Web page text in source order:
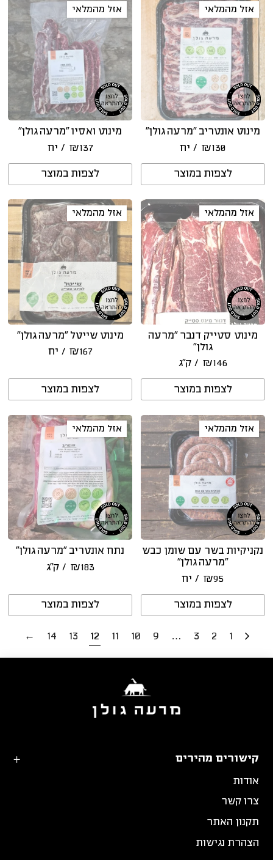
אזל מהמלאי
מינוט אונטריב “מרעה גולן”
₪130 / יח
לצפות במוצר
אזל מהמלאי
מינוט ואסיו “מרעה גולן”
₪137 / יח
לצפות במוצר
אזל מהמלאי
מינוט סטייק דנבר “מרעה
גולן”
₪146 / ק״ג
לצפות במוצר
אזל מהמלאי
מינוט שייטל “מרעה גולן”
₪167 / יח
לצפות במוצר
אזל מהמלאי
נקניקיות בשר עם שומן כבש
“מרעה גולן”
₪95 / יח
לצפות במוצר
אזל מהמלאי
נתח אונטריב “מרעה גולן”
₪183 / ק״ג
לצפות במוצר
1
2
3
…
9
10
11
12
13
14
←
קישורים מהירים
אודות
צרו קשר
תקנון האתר
הצהרת נגישות